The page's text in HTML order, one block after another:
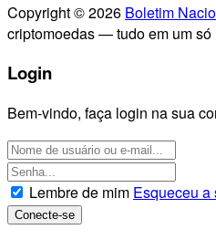
Copyright © 2026 Boletim
criptomoedas — tudo em um só
Login
Bem-vindo, faça login na sua
Lembre de mim Esqueceu a